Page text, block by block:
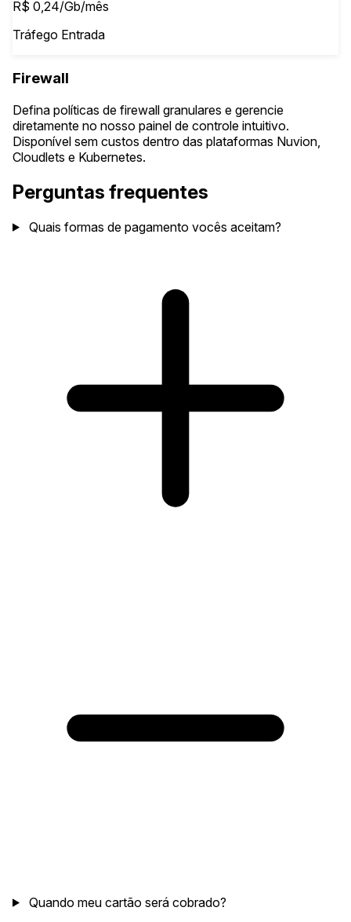
R$ 0,24/Gb/mês
Tráfego Entrada
Firewall
Defina políticas de firewall granulares e gerencie
diretamente no nosso painel de controle intuitivo.
Disponível sem custos dentro das plataformas Nuvion,
Cloudlets e Kubernetes.
Perguntas frequentes
Quais formas de pagamento vocês aceitam?
Quando meu cartão será cobrado?